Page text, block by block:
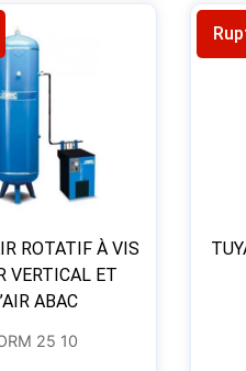
ROTATIF À VIS
VERTICAL ET
ABAC
25 10